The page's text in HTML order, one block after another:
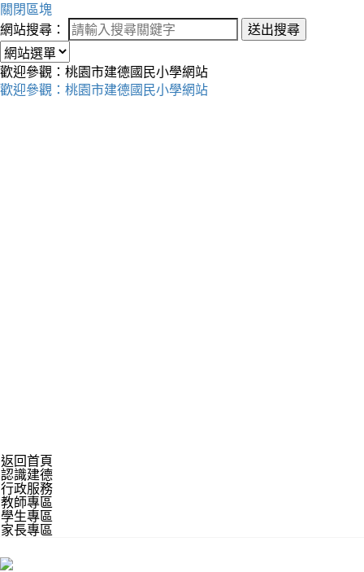
關閉區塊
網站搜尋：
送出搜尋
歡迎參觀：桃園市建德國民小學網站
歡迎參觀：桃園市建德國民小學網站
返回首頁
認識建德
行政服務
教師專區
學生專區
家長專區